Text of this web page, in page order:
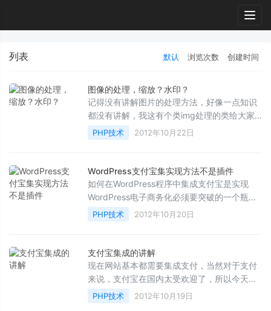
列表 默认 浏览次数 创建时间
图像的处理，缩放？水印？
记得没有讲解图片的处理方法，好像一点知识
都没有讲解，我这有个类img处理的类给大家
分享一下 上边的注释非常清楚，如果还是不懂
的然后大家在找...
PHP技术 2012年10月22日
WordPress支付宝集实现方法不是插件
如何在WordPress程序中集成支付宝是实现
WordPress电子商务化必须要突破的一个瓶
颈。WordPress有很多的电子商务类插件，像
比较著名的WP e-Commerce...
PHP技术 2012年10月20日
支付宝集成的讲解
现在网站基本都需要集成支付，当然对于支付
来说，支付宝在国内太受欢迎了，所以今天讲
解一下支付宝的集成方法，适用于各种网站；
首先我们要先...
PHP技术 2012年10月19日